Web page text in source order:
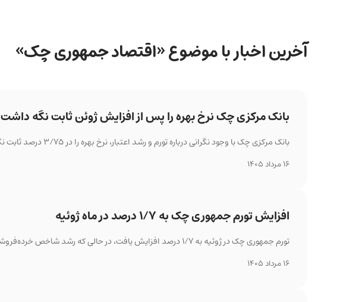
آخرین اخبار با موضوع «اقتصاد جمهوری چک»
بانک مرکزی چک نرخ بهره را پس از افزایش ژوئن ثابت نگه داشت
بانک مرکزی چک با وجود نگرانی درباره تورم و رشد اعتبار، نرخ بهره را در ۳/۷۵ درصد ثابت نگه داشت.
16 مرداد 1405
افزایش تورم جمهوری چک به ۱/۷ درصد در ماه ژوئیه
تورم جمهوری چک در ژوئیه به ۱/۷ درصد افزایش یافت، در حالی که رشد شاخص خرده‌فروشی در ژوئن به ۳/۶ درصد کاهش پیدا کرد.
16 مرداد 1405